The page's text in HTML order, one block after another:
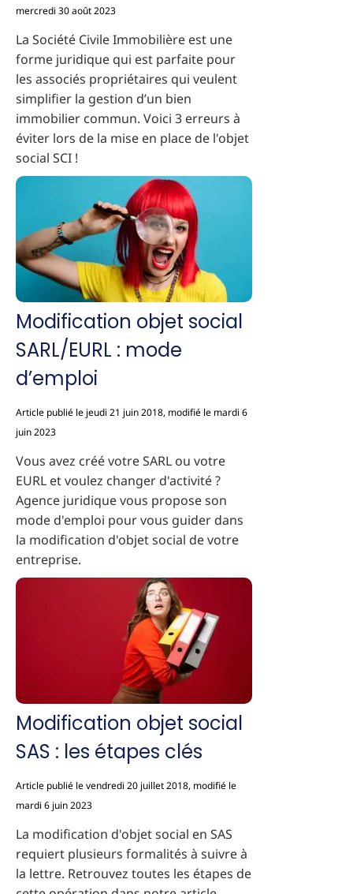
mercredi 30 août 2023
La Société Civile Immobilière est une
forme juridique qui est parfaite pour
les associés propriétaires qui veulent
simplifier la gestion d’un bien
immobilier commun. Voici 3 erreurs à
éviter lors de la mise en place de l'objet
social SCI !
Modification objet social
SARL/EURL : mode
d’emploi
Article publié le jeudi 21 juin 2018, modifié le mardi 6
juin 2023
Vous avez créé votre SARL ou votre
EURL et voulez changer d'activité ?
Agence juridique vous propose son
mode d'emploi pour vous guider dans
la modification d'objet social de votre
entreprise.
Modification objet social
SAS : les étapes clés
Article publié le vendredi 20 juillet 2018, modifié le
mardi 6 juin 2023
La modification d'objet social en SAS
requiert plusieurs formalités à suivre à
la lettre. Retrouvez toutes les étapes de